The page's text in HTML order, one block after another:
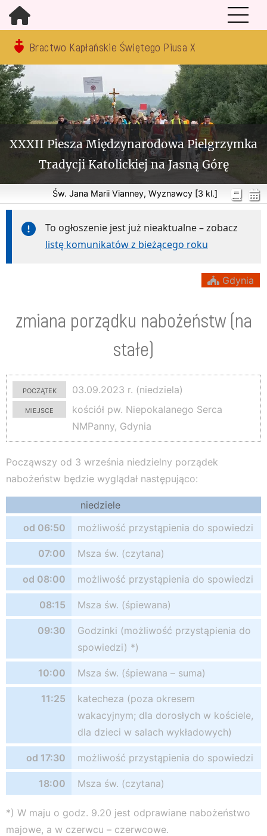
Bractwo Kapłańskie Świętego Piusa X
XXXII Piesza Międzynarodowa Pielgrzymka
Tradycji Katolickiej na Jasną Górę
Św. Jana Marii Vianney, Wyznawcy [3 kl.]
To ogłoszenie jest już nieaktualne – zobacz
listę komunikatów z bieżącego roku
Gdynia
zmiana porządku nabożeństw (na
stałe)
początek
03.09.2023 r. (niedziela)
miejsce
kościół pw. Niepokalanego Serca
NMPanny, Gdynia
Począwszy od 3 września niedzielny porządek
nabożeństw będzie wyglądał następująco:
niedziele
od 06:50
możliwość przystąpienia do spowiedzi
07:00 Msza św. (czytana)
od 08:00 możliwość przystąpienia do spowiedzi
08:15 Msza św. (śpiewana)
09:30
Godzinki (możliwość przystąpienia do
spowiedzi) *)
10:00 Msza św. (śpiewana – suma)
11:25
katecheza (poza okresem
wakacyjnym; dla dorosłych w kościele,
dla dzieci w salach wykładowych)
od 17:30 możliwość przystąpienia do spowiedzi
18:00 Msza św. (czytana)
*) W maju o godz. 9.20 jest odprawiane nabożeństwo
majowe, a w czerwcu – czerwcowe.